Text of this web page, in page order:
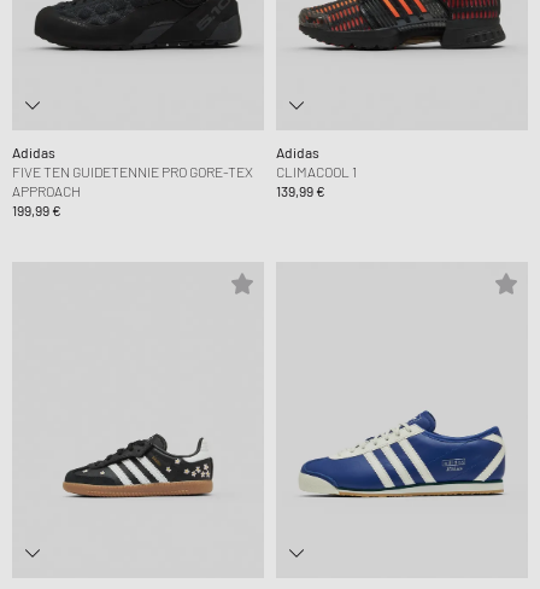
Adidas
FIVE TEN GUIDETENNIE PRO GORE-TEX
APPROACH
199,99 €
Adidas
CLIMACOOL 1
139,99 €